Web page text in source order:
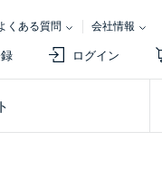
くある質問 会社情報
ログイン